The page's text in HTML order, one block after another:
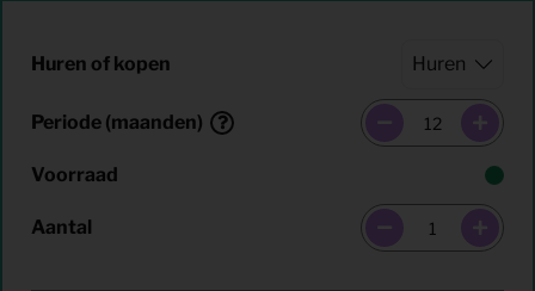
Huren of kopen
Periode (maanden)
Voorraad
Aantal